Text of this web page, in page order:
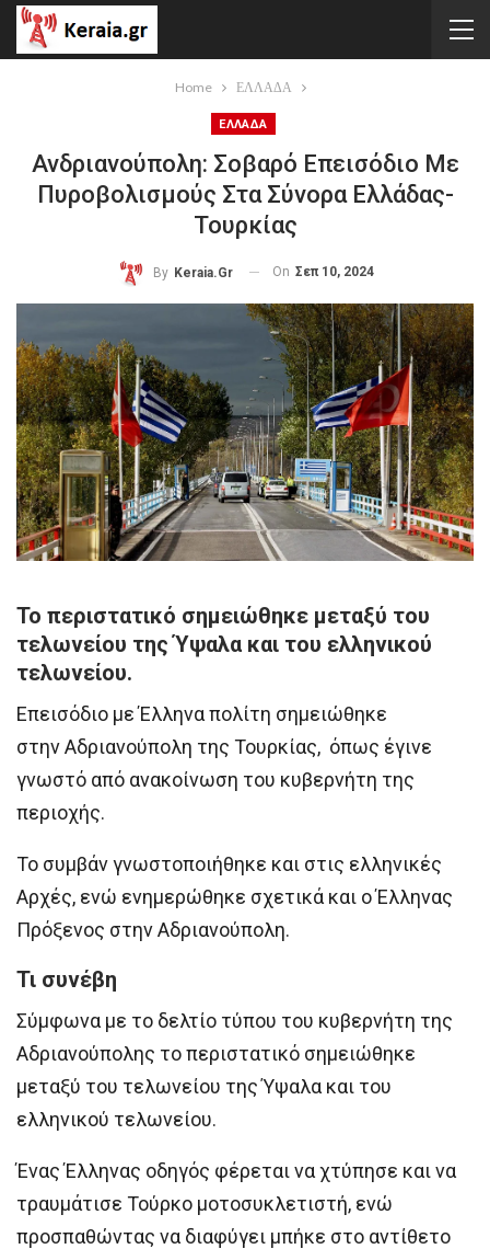
Home ΕΛΛΑΔΑ
ΕΛΛΑΔΑ
Ανδριανούπολη: Σοβαρό Επεισόδιο Με
Πυροβολισμούς Στα Σύνορα Ελλάδας-
Τουρκίας
By Keraia.gr On Σεπ 10, 2024
Το περιστατικό σημειώθηκε μεταξύ του
τελωνείου της Ύψαλα και του ελληνικού
τελωνείου.
Επεισόδιο με Έλληνα πολίτη σημειώθηκε
στην Αδριανούπολη της Τουρκίας, όπως έγινε
γνωστό από ανακοίνωση του κυβερνήτη της
περιοχής.
Το συμβάν γνωστοποιήθηκε και στις ελληνικές
Αρχές, ενώ ενημερώθηκε σχετικά και ο Έλληνας
Πρόξενος στην Αδριανούπολη.
Τι συνέβη
Σύμφωνα με το δελτίο τύπου του κυβερνήτη της
Αδριανούπολης το περιστατικό σημειώθηκε
μεταξύ του τελωνείου της Ύψαλα και του
ελληνικού τελωνείου.
Ένας Έλληνας οδηγός φέρεται να χτύπησε και να
τραυμάτισε Τούρκο μοτοσυκλετιστή, ενώ
προσπαθώντας να διαφύγει μπήκε στο αντίθετο